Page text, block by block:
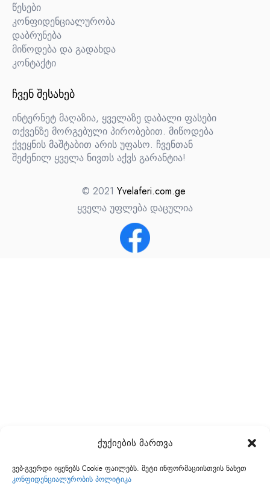
ქუქიების მართვა
ვებ-გვერდი იყენებს Cookie ფაილებს. მეტი ინფორმაციისთვის ნახეთ
კონფიდენციალურობის პოლიტიკა
წესები
კონფიდენციალურობა
დაბრუნება
მიწოდება და გადახდა
კონტაქტი
ᲩᲕᲔᲜ ᲨᲔᲡᲐᲮᲔᲑ
ინტერნეტ მაღაზია, ყველაზე დაბალი ფასები
თქვენზე მორგებული პირობებით. მიწოდება
ქვეყნის მაშტაბით არის უფასო. ჩვენთან
შეძენილ ყველა ნივთს აქვს გარანტია!
© 2021 Yvelaferi.com.ge
ყველა უფლება დაცულია